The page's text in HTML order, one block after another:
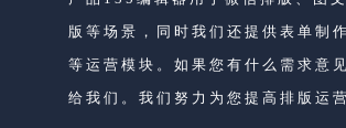
版等场景，同时我们还提供表单制
等运营模块。如果您有什么需求意
给我们。我们努力为您提高排版运